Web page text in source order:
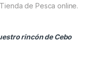
de Pesca online.
rincón de Cebo